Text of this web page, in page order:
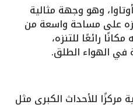
وهو وجهة مثالية
على مساحة واسعة من
رائعًا للتنزه،
في الهواء الطلق.
مركزًا للأحداث الكبرى مثل